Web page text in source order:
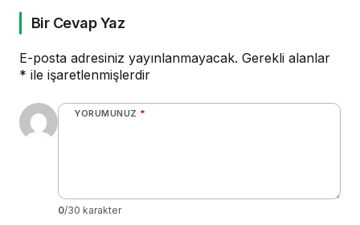
Bir Cevap Yaz
E-posta adresiniz yayınlanmayacak. Gerekli alanlar
* ile işaretlenmişlerdir
YORUMUNUZ *
0/30 karakter